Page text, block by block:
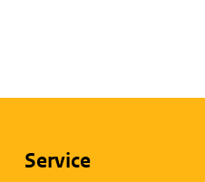
Service